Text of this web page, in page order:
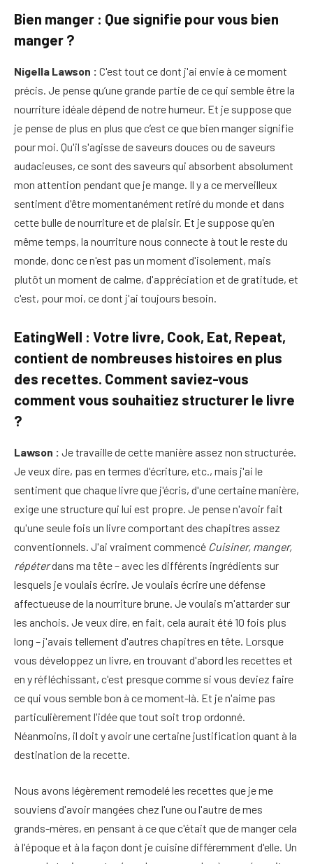
Bien manger : Que signifie pour vous bien
manger ?
Nigella Lawson : C'est tout ce dont j'ai envie à ce moment
précis. Je pense qu’une grande partie de ce qui semble être la
nourriture idéale dépend de notre humeur. Et je suppose que
je pense de plus en plus que c’est ce que bien manger signifie
pour moi. Qu'il s'agisse de saveurs douces ou de saveurs
audacieuses, ce sont des saveurs qui absorbent absolument
mon attention pendant que je mange. Il y a ce merveilleux
sentiment d'être momentanément retiré du monde et dans
cette bulle de nourriture et de plaisir. Et je suppose qu'en
même temps, la nourriture nous connecte à tout le reste du
monde, donc ce n'est pas un moment d'isolement, mais
plutôt un moment de calme, d'appréciation et de gratitude, et
c'est, pour moi, ce dont j'ai toujours besoin.
EatingWell : Votre livre, Cook, Eat, Repeat,
contient de nombreuses histoires en plus
des recettes. Comment saviez-vous
comment vous souhaitiez structurer le livre
?
Lawson : Je travaille de cette manière assez non structurée.
Je veux dire, pas en termes d'écriture, etc., mais j'ai le
sentiment que chaque livre que j'écris, d'une certaine manière,
exige une structure qui lui est propre. Je pense n'avoir fait
qu'une seule fois un livre comportant des chapitres assez
conventionnels. J'ai vraiment commencé Cuisiner, manger,
répéterdans ma tête – avec les différents ingrédients sur
lesquels je voulais écrire. Je voulais écrire une défense
affectueuse de la nourriture brune. Je voulais m'attarder sur
les anchois. Je veux dire, en fait, cela aurait été 10 fois plus
long – j'avais tellement d'autres chapitres en tête. Lorsque
vous développez un livre, en trouvant d'abord les recettes et
en y réfléchissant, c'est presque comme si vous deviez faire
ce qui vous semble bon à ce moment-là. Et je n'aime pas
particulièrement l'idée que tout soit trop ordonné.
Néanmoins, il doit y avoir une certaine justification quant à la
destination de la recette.
Nous avons légèrement remodelé les recettes que je me
souviens d'avoir mangées chez l'une ou l'autre de mes
grands-mères, en pensant à ce que c'était que de manger cela
à l'époque et à la façon dont je cuisine différemment d'elle. Un